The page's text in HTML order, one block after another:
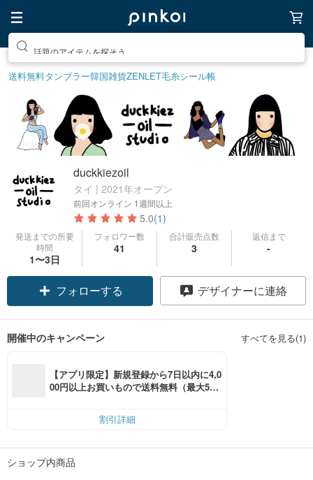
話題のアイテムを探そう
送料無料タンブラー韓国雑貨ZENLET毛糸シール帳
duckkiezoil
タイ | 2021年オープン
前回オンライン 1週間以上
5.0(1)
発送までの所要
時間
1〜3日
フォロワー数
41
合計販売点数
3
返信まで
-
フォローする デザイナーに連絡
開催中のキャンペーン すべてを見る(1)
【アプリ限定】新規登録から7日以内に4,0
00円以上お買いもので送料無料（最大500
割引詳細
ショップ内商品